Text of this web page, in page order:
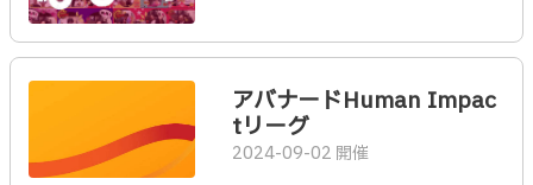
アバナードHuman Impac
tリーグ
2024-09-02 開催